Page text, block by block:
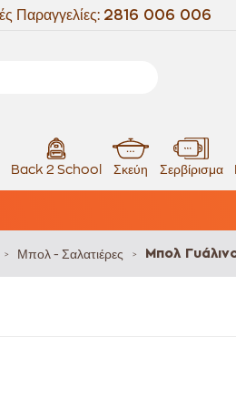
Παραγγελίες: 2816 006 006
Back 2 School Σκεύη Σερβίρισμα
> Μπολ - Σαλατιέρες > Μπολ